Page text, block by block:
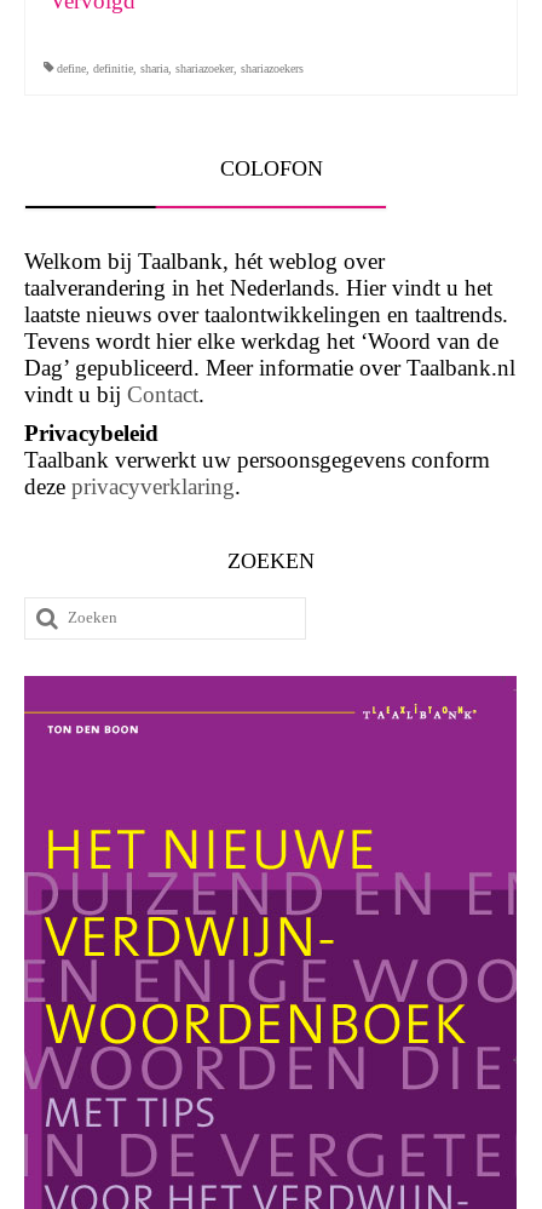
define definitie sharia shariazoeker, shariazoekers
COLOFON
Welkom bij Taalbank, hét weblog over
taalverandering in het Nederlands. Hier vindt u het
laatste nieuws over taalontwikkelingen en taaltrends.
Tevens wordt hier elke werkdag het ‘Woord van de
Dag’ gepubliceerd. Meer informatie over Taalbank.nl
vindt u bij Contact.
Privacybeleid
Taalbank verwerkt uw persoonsgegevens conform
deze privacyverklaring.
ZOEKEN
Zoeken
naar: